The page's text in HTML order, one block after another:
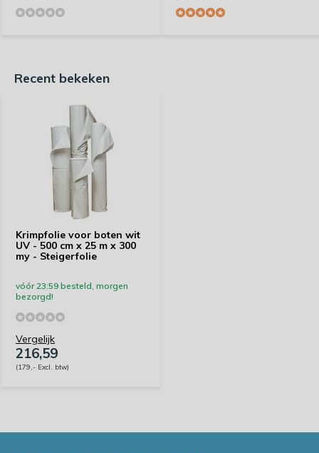
Recent bekeken
Krimpfolie voor boten wit
UV - 500 cm x 25 m x 300
my - Steigerfolie
vóór 23:59 besteld, morgen
bezorgd!
Vergelijk
216,59
(179,- Excl. btw)